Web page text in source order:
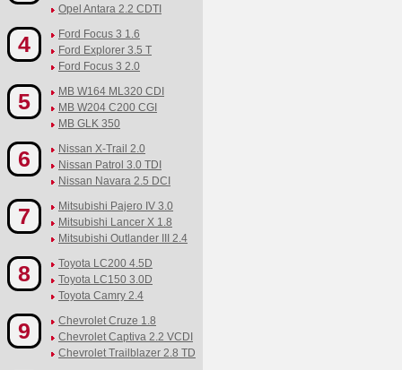
Opel Antara 2.2 CDTI
4
Ford Focus 3 1.6
Ford Explorer 3.5 T
Ford Focus 3 2.0
5
MB W164 ML320 CDI
MB W204 C200 CGI
MB GLK 350
6
Nissan X-Trail 2.0
Nissan Patrol 3.0 TDI
Nissan Navara 2.5 DCI
7
Mitsubishi Pajero IV 3.0
Mitsubishi Lancer X 1.8
Mitsubishi Outlander III 2.4
8
Toyota LC200 4.5D
Toyota LC150 3.0D
Toyota Camry 2.4
9
Chevrolet Cruze 1.8
Chevrolet Captiva 2.2 VCDI
Chevrolet Trailblazer 2.8 TD